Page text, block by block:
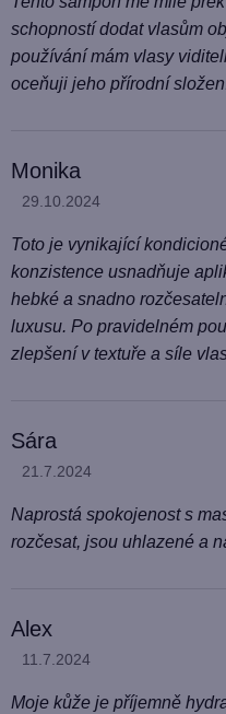
c
e
n
schopností dodat vlasům
používání mám vlasy
oceňuji jeho přírodní
Monika
Hodnocení produktu je 5 z 5
29.10.2024
Toto je vynikající
konzistence usnadňuje
hebké a snadno
luxusu. Po pravidelném
zlepšení v textuře a síle
Sára
Hodnocení produktu je 5 z 5
21.7.2024
Naprostá spokojenost s
rozčesat, jsou uhlazené a
Alex
Hodnocení produktu je 5 z 5
11.7.2024
Moje kůže je příjemně